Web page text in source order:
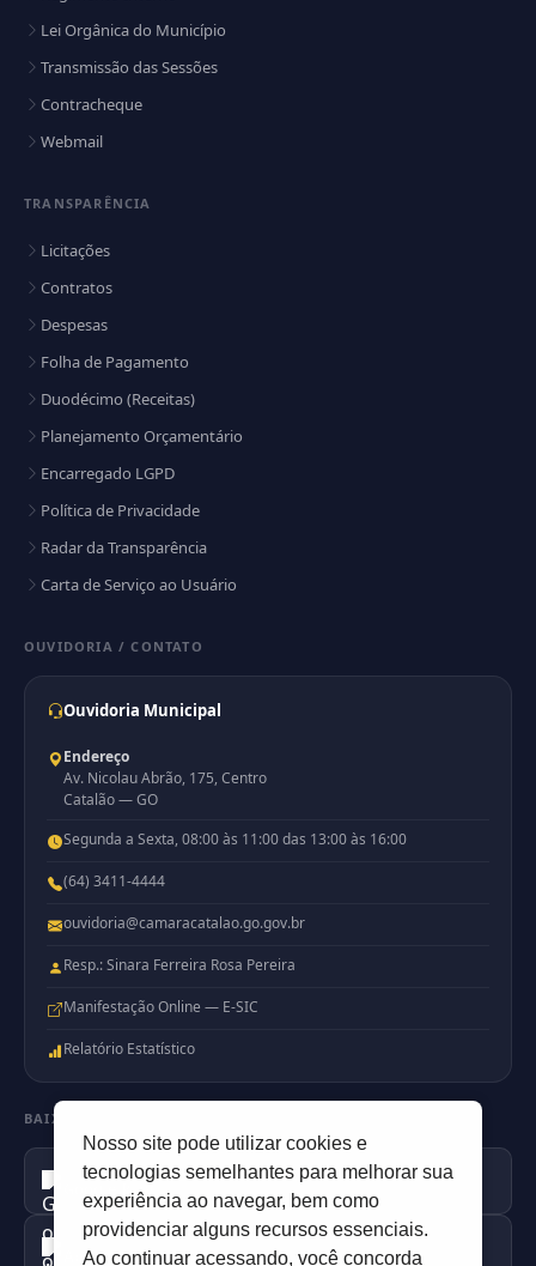
Lei Orgânica do Município
Transmissão das Sessões
Contracheque
Webmail
TRANSPARÊNCIA
Licitações
Contratos
Despesas
Folha de Pagamento
Duodécimo (Receitas)
Planejamento Orçamentário
Encarregado LGPD
Política de Privacidade
Radar da Transparência
Carta de Serviço ao Usuário
OUVIDORIA / CONTATO
Ouvidoria Municipal
Endereço
Av. Nicolau Abrão, 175, Centro
Catalão — GO
Segunda a Sexta, 08:00 às 11:00 das 13:00 às 16:00
(64) 3411-4444
ouvidoria@camaracatalao.go.gov.br
Resp.: Sinara Ferreira Rosa Pereira
Manifestação Online — E-SIC
Relatório Estatístico
BAIXE NOSSO APP
Disponível no
Google Play
Disponível na
Apple Store
Nosso site pode utilizar cookies e
tecnologias semelhantes para melhorar sua
experiência ao navegar, bem como
providenciar alguns recursos essenciais.
Ao continuar acessando, você concorda